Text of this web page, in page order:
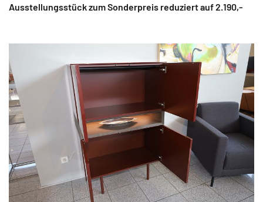
Ausstellungsstück zum Sonderpreis reduziert auf 2.190,-